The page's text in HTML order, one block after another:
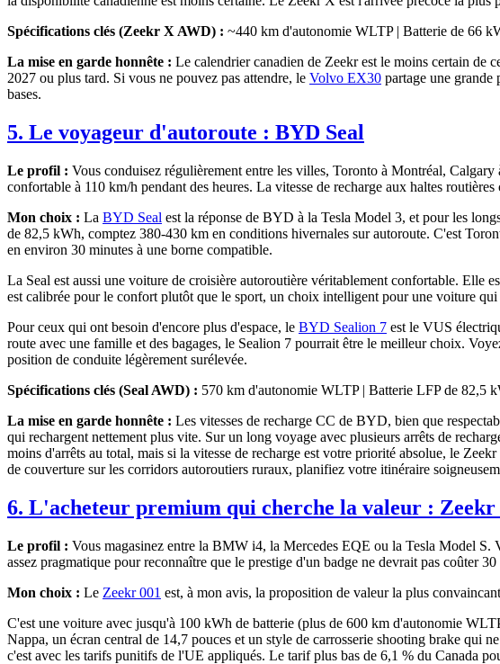
Spécifications clés (Zeekr X AWD) : ~440 km d'autonomie WLTP | Batterie de 66
La mise en garde honnête : Le calendrier canadien de Zeekr est le moins certain de
2027 ou plus tard. Si vous ne pouvez pas attendre, le Volvo EX30 partage une grande
bases.
5. Le voyageur d'autoroute : BYD Seal
Le profil : Vous conduisez régulièrement entre les villes, Toronto à Montréal,
confortable à 110 km/h pendant des heures. La vitesse de recharge aux haltes
Mon choix : La BYD Seal est la réponse de BYD à la Tesla Model 3, et pour les
de 82,5 kWh, comptez 380-430 km en conditions hivernales sur autoroute. C'est
en environ 30 minutes à une borne compatible.
La Seal est aussi une voiture de croisière autoroutière véritablement confortable. Elle
est calibrée pour le confort plutôt que le sport, un choix intelligent pour une voiture qui
Pour ceux qui ont besoin d'encore plus d'espace, le BYD Sealion 7 est le VUS
route avec une famille et des bagages, le Sealion 7 pourrait être le meilleur choix.
position de conduite légèrement surélevée.
Spécifications clés (Seal AWD) : 570 km d'autonomie WLTP | Batterie LFP de 82,5
La mise en garde honnête : Les vitesses de recharge CC de BYD, bien que
qui rechargent nettement plus vite. Sur un long voyage avec plusieurs arrêts de
moins d'arrêts au total, mais si la vitesse de recharge est votre priorité absolue, le
de couverture sur les corridors autoroutiers ruraux, planifiez votre itinéraire
6. L'acheteur premium qui cherche la valeur : Zeekr
Le profil : Vous magasinez entre la BMW i4, la Mercedes EQE ou la Tesla Model S.
assez pragmatique pour reconnaître que le prestige d'un badge ne devrait pas coûter
Mon choix : Le Zeekr 001 est, à mon avis, la proposition de valeur la plus
C'est une voiture avec jusqu'à 100 kWh de batterie (plus de 600 km d'autonomie
Nappa, un écran central de 14,7 pouces et un style de carrosserie shooting brake
c'est avec les tarifs punitifs de l'UE appliqués. Le tarif plus bas de 6,1 % du Canada